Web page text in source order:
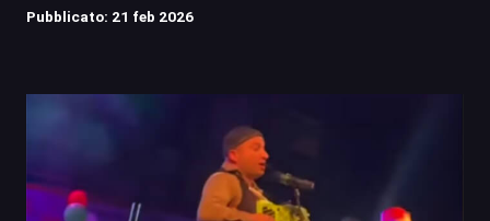
Pubblicato: 21 feb 2026